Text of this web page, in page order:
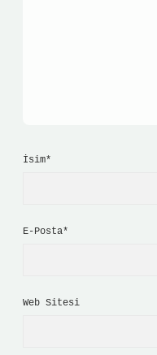
İsim*
E-Posta*
Web Sitesi